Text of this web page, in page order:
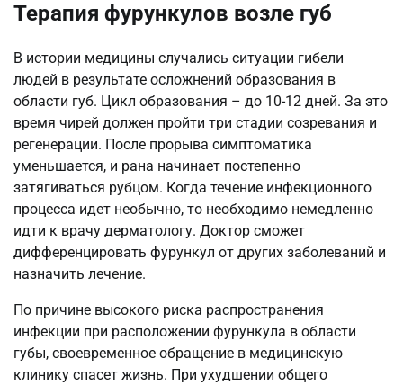
Терапия фурункулов возле губ
В истории медицины случались ситуации гибели
людей в результате осложнений образования в
области губ. Цикл образования – до 10-12 дней. За это
время чирей должен пройти три стадии созревания и
регенерации. После прорыва симптоматика
уменьшается, и рана начинает постепенно
затягиваться рубцом. Когда течение инфекционного
процесса идет необычно, то необходимо немедленно
идти к врачу дерматологу. Доктор сможет
дифференцировать фурункул от других заболеваний и
назначить лечение.
По причине высокого риска распространения
инфекции при расположении фурункула в области
губы, своевременное обращение в медицинскую
клинику спасет жизнь. При ухудшении общего